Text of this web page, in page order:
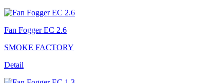
Fan Fogger EC 2.6
SMOKE FACTORY
Detail